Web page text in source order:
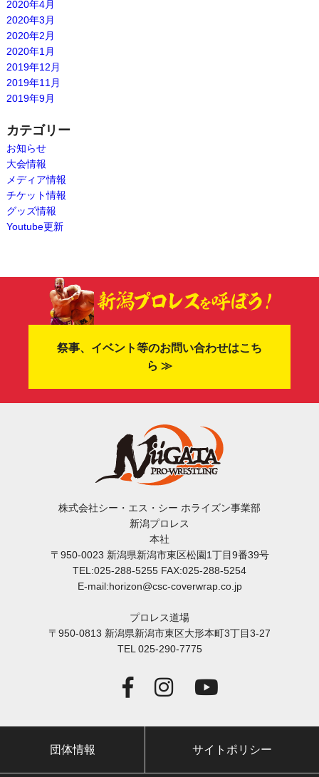
2020年4月
2020年3月
2020年2月
2020年1月
2019年12月
2019年11月
2019年9月
カテゴリー
お知らせ
大会情報
メディア情報
チケット情報
グッズ情報
Youtube更新
祭事、イベント等のお問い合わせはこち
ら ≫
株式会社シー・エス・シー ホライズン事業部
新潟プロレス
本社
〒950-0023 新潟県新潟市東区松園1丁目9番39号
TEL:025-288-5255 FAX:025-288-5254
E-mail:horizon@csc-coverwrap.co.jp
プロレス道場
〒950-0813 新潟県新潟市東区大形本町3丁目3-27
TEL 025-290-7775
団体情報 サイトポリシー